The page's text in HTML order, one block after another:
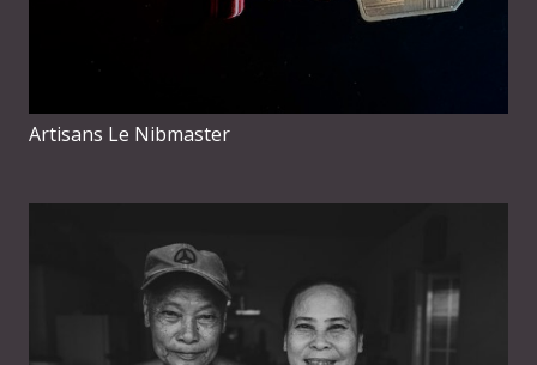
Artisans Le Nibmaster